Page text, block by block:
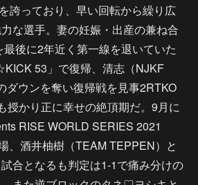
誇っており、早い回転から繰り広
な選手。妻の妊娠・出産の兼ね合
後に2年近く第一線を退いていた
53」で復帰、清志（NJKF
ダウンを奪い復帰戦を見事2RTKO
授かり正に幸せの絶頂期だ。9月に
RISE WORLD SERIES 2021
、酒井柚樹（TEAM TEPPEN）と
合となるも判定は1-1で痛み分けの